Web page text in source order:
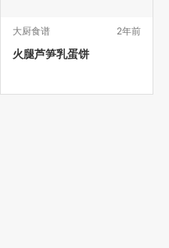
大厨食谱 2年前
火腿芦笋乳蛋饼